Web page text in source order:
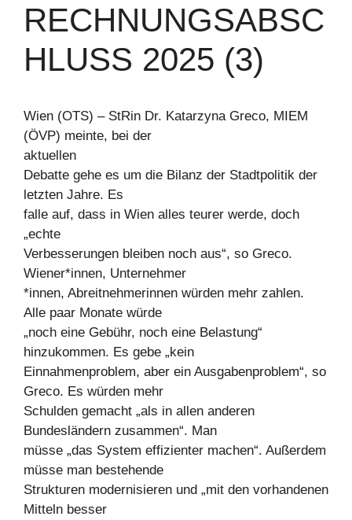
RECHNUNGSABSC
HLUSS 2025 (3)
Wien (OTS) – StRin Dr. Katarzyna Greco, MIEM
(ÖVP) meinte, bei der
aktuellen
Debatte gehe es um die Bilanz der Stadtpolitik der
letzten Jahre. Es
falle auf, dass in Wien alles teurer werde, doch
„echte
Verbesserungen bleiben noch aus“, so Greco.
Wiener*innen, Unternehmer
*innen, Abreitnehmerinnen würden mehr zahlen.
Alle paar Monate würde
„noch eine Gebühr, noch eine Belastung“
hinzukommen. Es gebe „kein
Einnahmenproblem, aber ein Ausgabenproblem“, so
Greco. Es würden mehr
Schulden gemacht „als in allen anderen
Bundesländern zusammen“. Man
müsse „das System effizienter machen“. Außerdem
müsse man bestehende
Strukturen modernisieren und „mit den vorhandenen
Mitteln besser